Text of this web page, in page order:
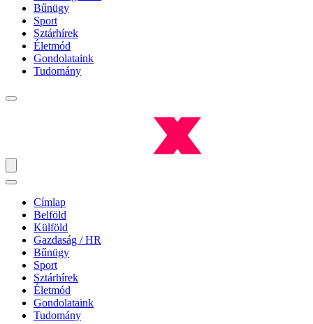
Bűnügy
Sport
Sztárhírek
Életmód
Gondolataink
Tudomány
Címlap
Belföld
Külföld
Gazdaság / HR
Bűnügy
Sport
Sztárhírek
Életmód
Gondolataink
Tudomány